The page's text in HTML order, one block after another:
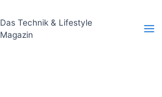
Das Technik & Lifestyle
Magazin